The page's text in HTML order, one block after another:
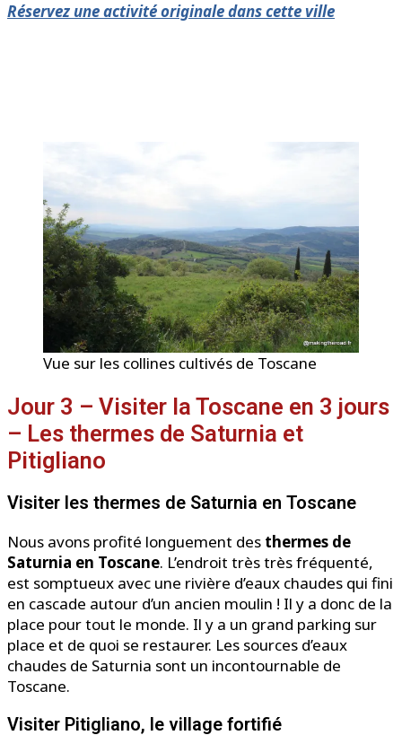
Réservez une activité originale dans cette ville
Vue sur les collines cultivés de Toscane
Jour 3 – Visiter la Toscane en 3 jours
– Les thermes de Saturnia et
Pitigliano
Visiter les thermes de Saturnia en Toscane
Nous avons profité longuement des thermes de
Saturnia en Toscane. L’endroit très très fréquenté,
est somptueux avec une rivière d’eaux chaudes qui fini
en cascade autour d’un ancien moulin ! Il y a donc de la
place pour tout le monde. Il y a un grand parking sur
place et de quoi se restaurer. Les sources d’eaux
chaudes de Saturnia sont un incontournable de
Toscane.
Visiter Pitigliano, le village fortifié